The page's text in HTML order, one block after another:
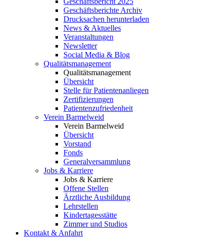
Geschäftsberichte Archiv
Drucksachen herunterladen
News & Aktuelles
Veranstaltungen
Newsletter
Social Media & Blog
Qualitätsmanagement
Qualitätsmanagement
Übersicht
Stelle für Patientenanliegen
Zertifizierungen
Patientenzufriedenheit
Verein Barmelweid
Verein Barmelweid
Übersicht
Vorstand
Fonds
Generalversammlung
Jobs & Karriere
Jobs & Karriere
Offene Stellen
Ärztliche Ausbildung
Lehrstellen
Kindertagesstätte
Zimmer und Studios
Kontakt & Anfahrt